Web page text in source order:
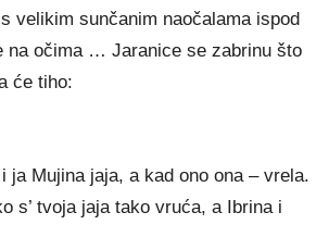
velikim sunčanim naočalama ispod
na očima … Jaranice se zabrinu što
će tiho:
ja Mujina jaja, a kad ono ona – vrela.
s’ tvoja jaja tako vruća, a Ibrina i